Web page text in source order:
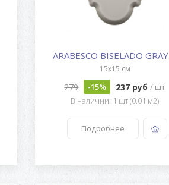
15x15 см
279 -15% 237 руб/ шт
В наличии: 1 шт (0.01 м2)
Подробнее